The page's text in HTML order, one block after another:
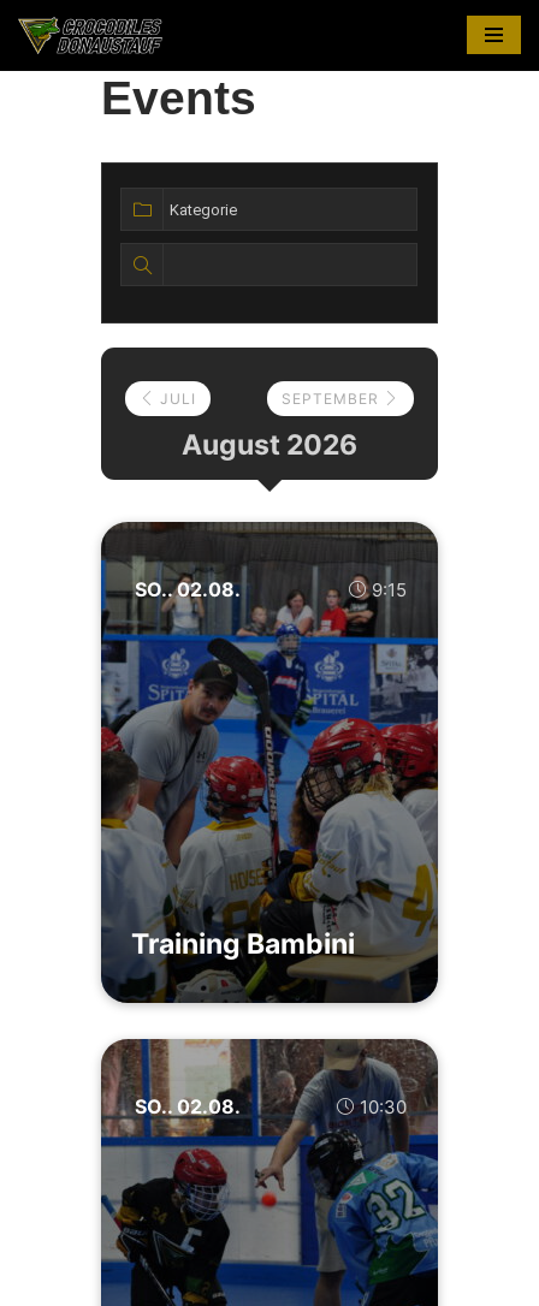
Zum
Events
JULI
August 2026
SEPTEMBER
SO.. 02.08. 9:15
Training Bambini
SO.. 02.08. 10:30